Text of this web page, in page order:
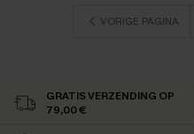
VORIGE PAGINA
GRATIS VERZENDING OP
79,00 €